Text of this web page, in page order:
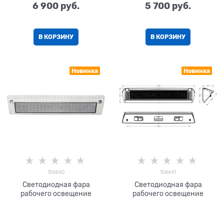
6 900 руб.
В КОРЗИНУ
5 700 руб.
В КОРЗИНУ
Новинка
104640
Светодиодная фара
рабочего освещение
Новинка
104641
Светодиодная фара
рабочего освещение